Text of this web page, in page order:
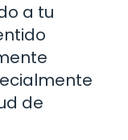
a tu
de